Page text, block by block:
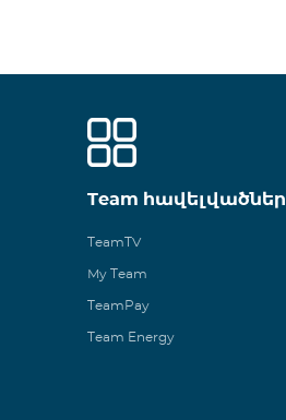
Team հավելվածներ
TeamTV
My Team
TeamPay
Team Energy